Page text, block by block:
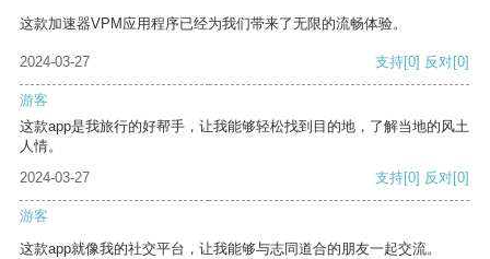
这款加速器VPM应用程序已经为我们带来了无限的流畅体验。
2024-03-27 支持[0] 反对[0]
游客
这款app是我旅行的好帮手，让我能够轻松找到目的地，了解当地的风土
人情。
2024-03-27
支持[0] 反对[0]
游客
这款app就像我的社交平台，让我能够与志同道合的朋友一起交流。